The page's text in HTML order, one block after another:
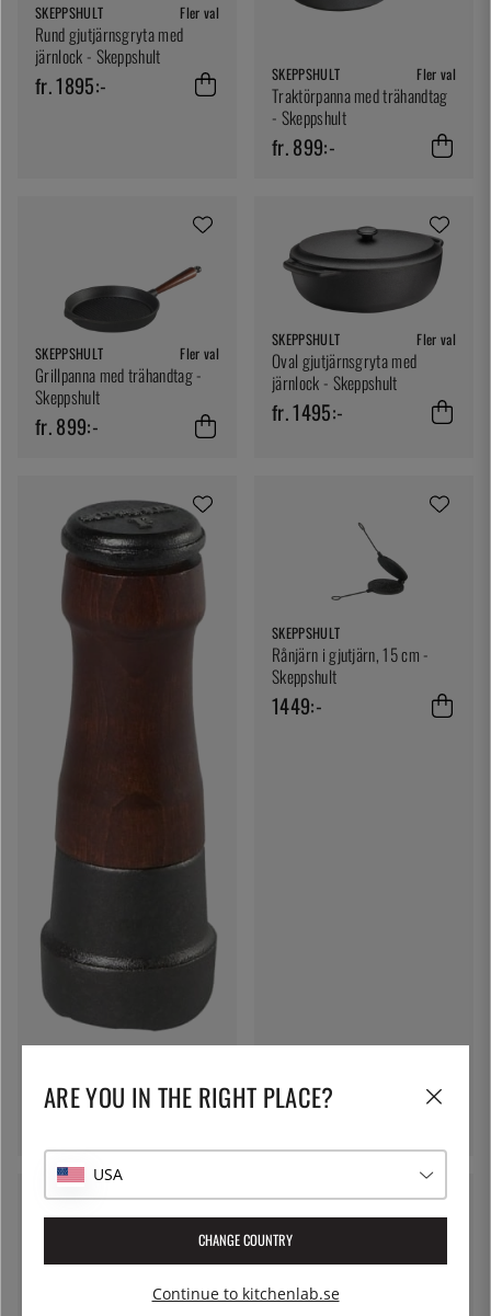
SKEPPSHULT Fler val
Rund gjutjärnsgryta med
järnlock - Skeppshult
fr. 1895:- SKEPPSHULT Fler val
Traktörpanna med trähandtag
- Skeppshult
fr. 899:-
SKEPPSHULT Fler val
Grillpanna med trähandtag -
Skeppshult
fr. 899:-
SKEPPSHULT Fler val
Oval gjutjärnsgryta med
järnlock - Skeppshult
fr. 1495:-
SKEPPSHULT
cm, Brunbok
SKEPPSHULT
Rånjärn i gjutjärn, 15 cm -
Skeppshult
1449:-
ARE YOU IN THE RIGHT PLACE?
USA
CHANGE COUNTRY
Continue to kitchenlab.se